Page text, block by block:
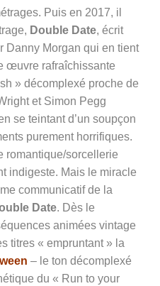
Puis en 2017, il
Double Date, écrit
Danny Morgan qui en tient
œuvre rafraîchissante
» décomplexé proche de
et Simon Pegg
se teintant d’un soupçon
purement horrifiques.
romantique/sorcellerie
indigeste. Mais le miracle
communicatif de la
Date. Dès le
animées vintage
titres « empruntant » la
– le ton décomplexé
du « Run to your